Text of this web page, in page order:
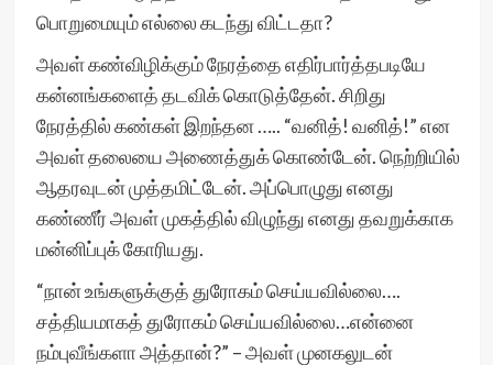
பொறுமையும் எல்லை கடந்து விட்டதா?
அவள் கண்விழிக்கும் நேரத்தை எதிர்பார்த்தபடியே
கன்னங்களைத் தடவிக் கொடுத்தேன். சிறிது
நேரத்தில் கண்கள் இறந்தன ….. “வனித்! வனித்!” என
அவள் தலையை அணைத்துக் கொண்டேன். நெற்றியில்
ஆதரவுடன் முத்தமிட்டேன். அப்பொழுது எனது
கண்ணீர் அவள் முகத்தில் விழுந்து எனது தவறுக்காக
மன்னிப்புக் கோரியது.
“நான் உங்களுக்குத் துரோகம் செய்யவில்லை….
சத்தியமாகத் துரோகம் செய்யவில்லை…என்னை
நம்புவீங்களா அத்தான்?” – அவள் முனகலுடன்